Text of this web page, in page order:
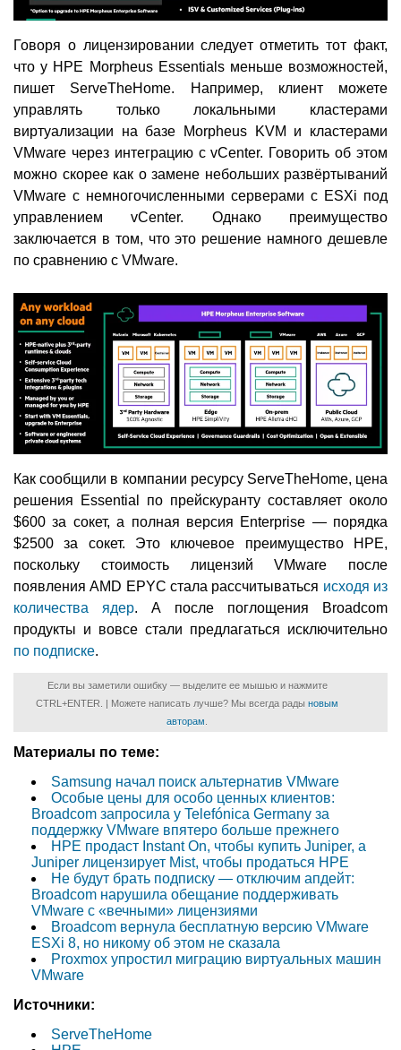
Говоря о лицензировании следует отметить тот факт,
что у HPE Morpheus Essentials меньше возможностей,
пишет ServeTheHome. Например, клиент можете
управлять только локальными кластерами
виртуализации на базе Morpheus KVM и кластерами
VMware через интеграцию с vCenter. Говорить об этом
можно скорее как о замене небольших развёртываний
VMware с немногочисленными серверами с ESXi под
управлением vCenter. Однако преимущество
заключается в том, что это решение намного дешевле
по сравнению с VMware.
Как сообщили в компании ресурсу ServeTheHome, цена
решения Essential по прейскуранту составляет около
$600 за сокет, а полная версия Enterprise — порядка
$2500 за сокет. Это ключевое преимущество HPE,
поскольку стоимость лицензий VMware после
появления AMD EPYC стала рассчитываться исходя из
количества ядер. А после поглощения Broadcom
продукты и вовсе стали предлагаться исключительно
по подписке.
Если вы заметили ошибку — выделите ее мышью и нажмите
CTRL+ENTER. | Можете написать лучше? Мы всегда рады новым
авторам
Материалы по теме:
Samsung начал поиск альтернатив VMware
Особые цены для особо ценных клиентов:
Broadcom запросила у Telefónica Germany за
поддержку VMware впятеро больше прежнего
HPE продаст Instant On, чтобы купить Juniper, а
Juniper лицензирует Mist, чтобы продаться HPE
Не будут брать подписку — отключим апдейт:
Broadcom нарушила обещание поддерживать
VMware с «вечными» лицензиями
Broadcom вернула бесплатную версию VMware
ESXi 8, но никому об этом не сказала
Proxmox упростил миграцию виртуальных машин
VMware
Источники:
ServeTheHome